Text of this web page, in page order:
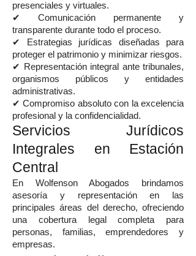
presenciales y virtuales.
✔ Comunicación permanente y
transparente durante todo el proceso.
✔ Estrategias jurídicas diseñadas para
proteger el patrimonio y minimizar riesgos.
✔ Representación integral ante tribunales,
organismos públicos y entidades
administrativas.
✔ Compromiso absoluto con la excelencia
profesional y la confidencialidad.
Servicios Jurídicos
Integrales en Estación
Central
En Wolfenson Abogados brindamos
asesoría y representación en las
principales áreas del derecho, ofreciendo
una cobertura legal completa para
personas, familias, emprendedores y
empresas.